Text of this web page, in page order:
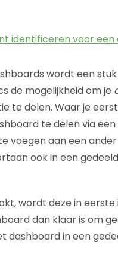
identificeren voor
wordt een
de mogelijkheid om je
te delen. Waar je
te delen via een
voegen aan een ander
ook in een
wordt deze in
dan klaar is om
dashboard in een